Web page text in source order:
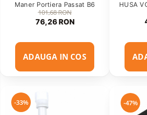
Maner Portiera Passat B6
101,68 RON
76,26 RON
ADAUGA IN COS
HUSA
-33% -47%